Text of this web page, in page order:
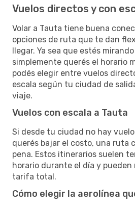
Vuelos directos y con
Volar a Tauta tiene buena
opciones de ruta que te dan
llegar. Ya sea que estés
simplemente querés el horario
podés elegir entre vuelos
escala según tu ciudad de
viaje.
Vuelos con escala a Tauta
Si desde tu ciudad no hay
querés bajar el costo, una ruta
pena. Estos itinerarios suelen
horario durante el día y
tarifa total.
Cómo elegir la aerolínea